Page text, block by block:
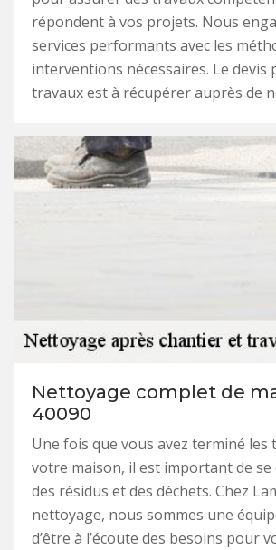
répondent à vos projets. Nous
services performants avec les
interventions nécessaires. Le devis
travaux est à récupérer auprès de
Nettoyage complet de
40090
Une fois que vous avez terminé les
votre maison, il est important de
des résidus et des déchets. Chez
nettoyage, nous sommes une
d’être à l’écoute des besoins pour